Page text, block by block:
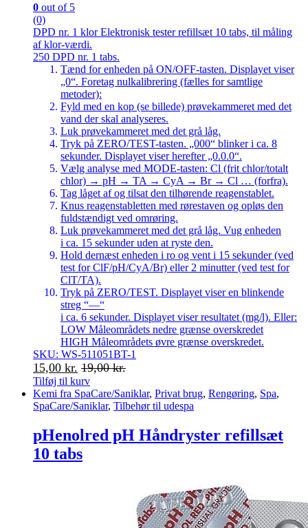
0 out of 5
(0)
DPD nr. 1 klor Elektronisk tester refillsæt 10 tabs, til måling
af klor-værdi.
250 DPD nr. 1 tabs.
Tænd for enheden på ON/OFF-tasten. Displayet viser
„0“. Foretag nulkalibrering (fælles for samtlige
metoder):
Fyld med en kop (se billede) prøvekammeret med det
vand der skal analyseres.
Luk prøvekammeret med det grå låg.
Tryk på ZERO/TEST-tasten. „000“ blinker i ca. 8
sekunder. Displayet viser herefter „0.0.0“.
Vælg analyse med MODE-tasten: Cl (frit chlor/totalt
chlor) → pH → TA → CyA → Br → Cl … (forfra).
Tag låget af og tilsat den tilhørende reagenstablet.
Knus reagenstabletten med rørestaven og opløs den
fuldstændigt ved omrøring.
Luk prøvekammeret med det grå låg. Vug enheden
i ca. 15 sekunder uden at ryste den.
Hold dernæst enheden i ro og vent i 15 sekunder (ved
test for ClF/pH/CyA/Br) eller 2 minutter (ved test for
ClT/TA).
Tryk på ZERO/TEST. Displayet viser en blinkende
streg “—“
i ca. 6 sekunder. Displayet viser resultatet (mg/l). Eller:
LOW Måleområdets nedre grænse overskredet
HIGH Måleområdets øvre grænse overskredet.
SKU: WS-511051BT-1
15,00 kr. 19,00kr.
Tilføj til kurv
Kemi fra SpaCare/Saniklar, Privat brug, Rengøring, Spa,
SpaCare/Saniklar, Tilbehør til udespa
pHenolred pH Håndryster refillsæt
10 tabs